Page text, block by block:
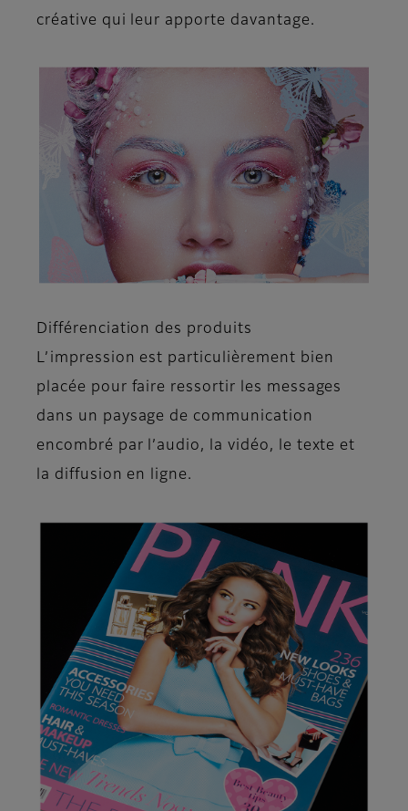
créative qui leur apporte davantage.
Différenciation des produits
L’impression est particulièrement bien
placée pour faire ressortir les messages
dans un paysage de communication
encombré par l’audio, la vidéo, le texte et
la diffusion en ligne.